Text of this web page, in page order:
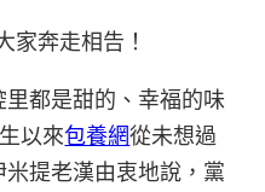
家奔走相告！
都是甜的、幸福的味
以來包養網從未想過
提老漢由衷地說，黨